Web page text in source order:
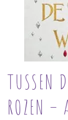
TUSSEN
ROZEN –